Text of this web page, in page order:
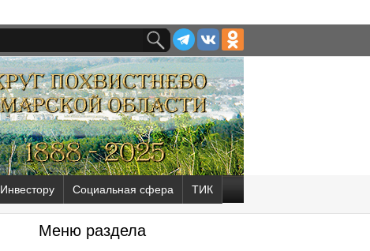
Инвестору Социальная сфера ТИК
Меню раздела